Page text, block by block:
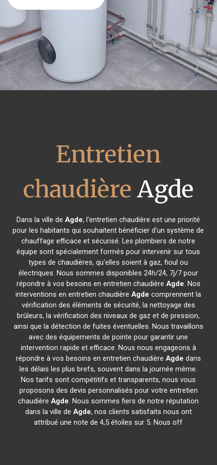
Entretien
chaudière Agde
Dans la ville deAgde, l'entretien chaudière est une priorité
pour les habitants qui souhaitent bénéficier d'un système de
chauffage efficace et sécurisé. Les plombiers de notre
équipe sont spécialement formés pour intervenir sur tous
types de chaudières, qu'elles soient à gaz, fioul ou
électriques. Nous sommes disponibles 24h/24, 7j/7 pour
répondre à vos besoins en entretien chaudière Agde. Nos
interventions en entretien chaudièreAgde comprennent la
vérification des éléments de sécurité, la nettoyage des
brûleurs, la vérification des niveaux de gaz et de pression,
ainsi que la détection de fuites éventuelles. Nous travaillons
avec des équipements de pointe pour garantir une
intervention rapide et efficace. Nous nous engageons à
répondre à vos besoins en entretien chaudière Agde dans
les délais les plus brefs, souvent dans la journée même.
Nos tarifs sont compétitifs et transparents, nous vous
proposons des devis personnalisés pour votre entretien
chaudièreAgde. Nous sommes fiers de notre réputation
dans la ville de Agde, nos clients satisfaits nous ont
attribué une note de 4,5 étoiles sur 5. Nous off